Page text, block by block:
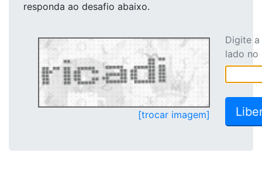
responda ao desafio abaixo.
[trocar imagem]
Digite
lado no